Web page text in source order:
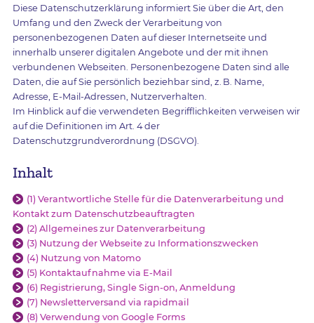
Diese Datenschutzerklärung informiert Sie über die Art, den
Umfang und den Zweck der Verarbeitung von
personenbezogenen Daten auf dieser Internetseite und
innerhalb unserer digitalen Angebote und der mit ihnen
verbundenen Webseiten. Personenbezogene Daten sind alle
Daten, die auf Sie persönlich beziehbar sind, z. B. Name,
Adresse, E-Mail-Adressen, Nutzerverhalten.
Im Hinblick auf die verwendeten Begrifflichkeiten verweisen wir
auf die Definitionen im Art. 4 der
Datenschutzgrundverordnung (DSGVO).
Inhalt
(1) Verantwortliche Stelle für die Datenverarbeitung und
Kontakt zum Datenschutzbeauftragten
(2) Allgemeines zur Datenverarbeitung
(3) Nutzung der Webseite zu Informationszwecken
(4) Nutzung von Matomo
(5) Kontaktaufnahme via E-Mail
(6) Registrierung, Single Sign-on, Anmeldung
(7) Newsletterversand via rapidmail
(8) Verwendung von Google Forms